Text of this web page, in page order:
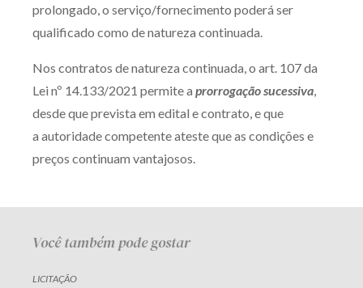
prolongado, o serviço/fornecimento poderá ser
qualificado como de natureza continuada.
Nos contratos de natureza continuada, o art. 107 da
Lei nº 14.133/2021 permite a prorrogação sucessiva
desde que prevista em edital e contrato, e que
a autoridade competente ateste que as condições e
preços continuam vantajosos.
Você também pode gostar
LICITAÇÃO